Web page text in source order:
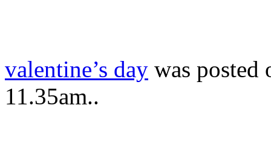
valentine’s day was posted
11.35am..